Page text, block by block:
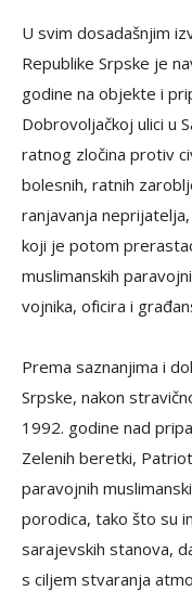
U svim dosadašnjim
Republike Srpske je
godine na objekte i
Dobrovoljačkoj ulici u
ratnog zločina protiv
bolesnih, ratnih
ranjavanja
koji je potom
muslimanskih
vojnika, oficira i
Prema saznanjima i
Srpske, nakon
1992. godine nad
Zelenih beretki,
paravojnih
porodica, tako što su
sarajevskih stanova,
s ciljem stvaranja